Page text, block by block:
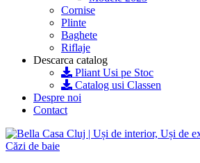
Cornise
Plinte
Baghete
Riflaje
Descarca catalog
Pliant Usi pe Stoc
Catalog usi Classen
Despre noi
Contact